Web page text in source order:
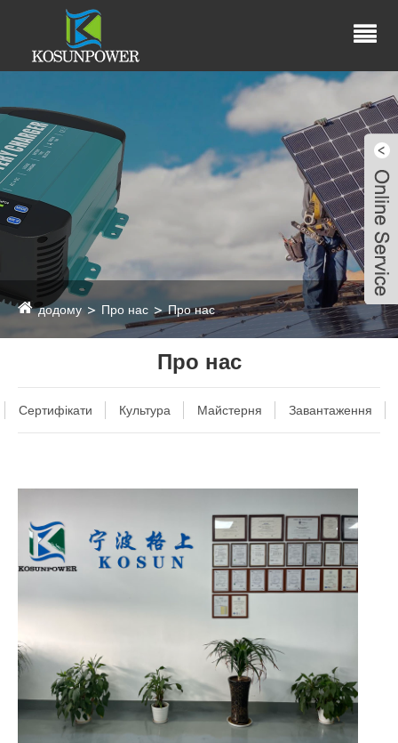
додому Про нас Про нас
Про нас
Сертифікати Культура Майстерня Завантаження